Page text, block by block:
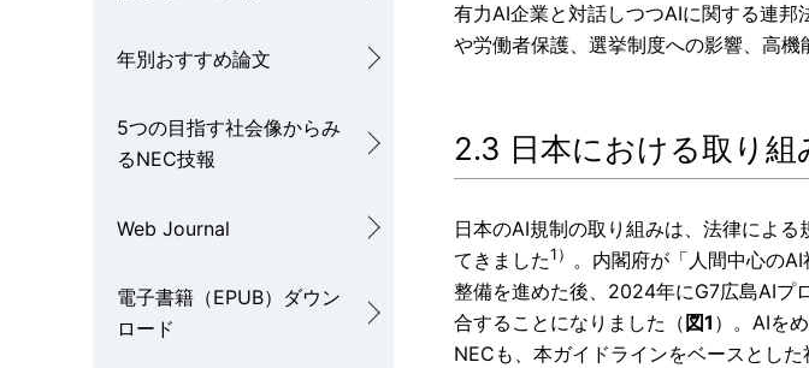
年別おすすめ論文
5つの目指す社会像からみ
るNEC技報
Web Journal
電子書籍（EPUB）ダウン
ロード
有力AI企業と対話しつつAIに関する連
や労働者保護、選挙制度への影響、高機
2.3 日本における取り組
日本のAI規制の取り組みは、法律によ
てきました1） 。内閣府が「人間中心の
整備を進めた後、2024年にG7広島AIプ
合することになりました（ 図1 ）。AIを
NECも、本ガイドラインをベースとした